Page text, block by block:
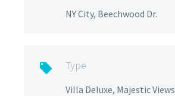
NY City, Beechwood Dr.
 Type
Villa Deluxe, Majestic Views